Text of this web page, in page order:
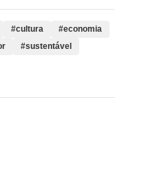
#cultura
#economia
#sustentável